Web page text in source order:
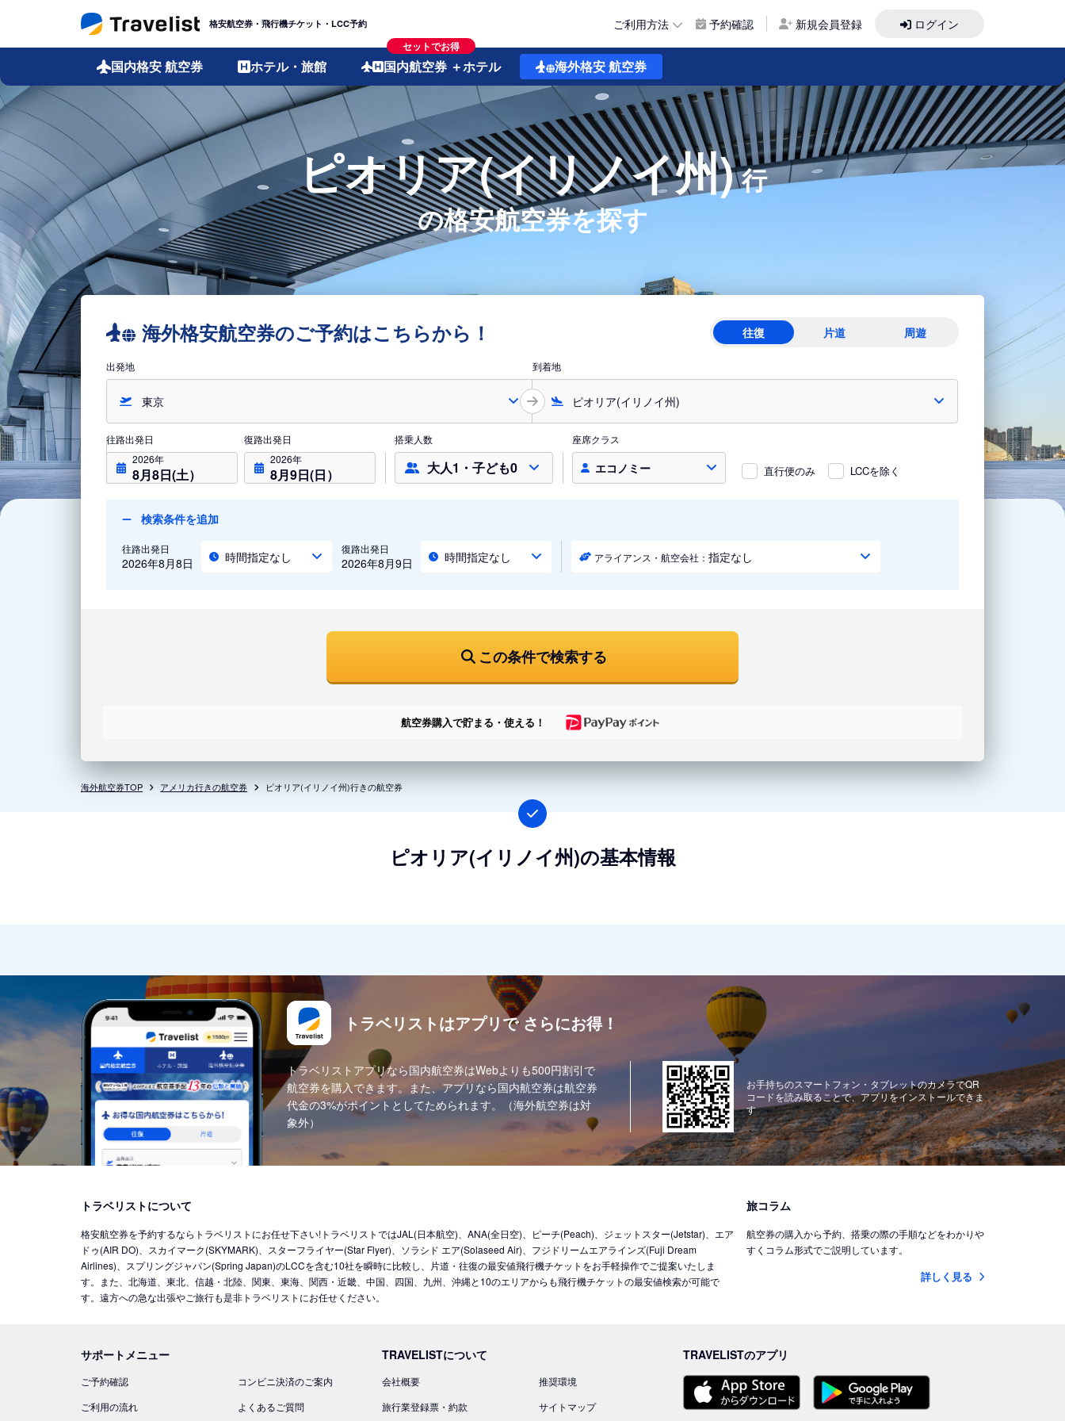
格安航空券・飛行機チケット・LCC予約 ご利用方法 予約確認 新規会員登録 ログイン
国内格安航空券 ホテル・旅館
セットでお得
国内航空券 ＋ホテル 海外格安航空券
ピオリア(イリノイ州)行
の格安航空券を探す
海外格安航空券のご予約はこちらから！ 往復 片道 周遊
出発地 到着地
往路出発日
2026年
8月8日(土）
復路出発日
2026年
8月9日(日）
搭乗人数
大人1・子ども0
座席クラス
エコノミー 直行便のみ LCCを除く
検索条件を追加
往路出発日
2026年8月8日 時間指定なし
復路出発日
2026年8月9日 時間指定なし アライアンス・航空会社： 指定なし
この条件で検索する
航空券購入で貯まる・使える！
海外航空券TOP アメリカ行きの航空券 ピオリア(イリノイ州)行きの航空券
ピオリア(イリノイ州)の基本情報
トラベリストはアプリで さらにお得！
トラベリストアプリなら国内航空券はWebよりも500円割引で
航空券を購入できます。また、アプリなら国内航空券は航空券
代金の3%がポイントとしてためられます。（海外航空券は対
象外）
お手持ちのスマートフォン・タブレットのカメラでQR
コードを読み取ることで、アプリをインストールできま
す
トラベリストについて
格安航空券を予約するならトラベリストにお任せ下さい!トラベリストではJAL(日本航空)、ANA(全日空)、ピーチ(Peach)、ジェットスター(Jetstar)、エア
ドゥ(AIR DO)、スカイマーク(SKYMARK)、スターフライヤー(Star Flyer)、ソラシド エア(Solaseed Air)、フジドリームエアラインズ(Fuji Dream
Airlines)、スプリングジャパン(Spring Japan)のLCCを含む10社を瞬時に比較し、片道・往復の最安値飛行機チケットをお手軽操作でご提案いたしま
す。また、北海道、東北、信越・北陸、関東、東海、関西・近畿、中国、四国、九州、沖縄と10のエリアからも飛行機チケットの最安値検索が可能で
す。遠方への急な出張やご旅行も是非トラベリストにお任せください。
旅コラム
航空券の購入から予約、搭乗の際の手順などをわかりや
すくコラム形式でご説明しています。
詳しく見る
サポートメニュー
ご予約確認
コンビニ決済のご案内
ご利用の流れ
よくあるご質問
TRAVELISTについて
会社概要
推奨環境
旅行業登録票・約款
サイトマップ
TRAVELISTのアプリ